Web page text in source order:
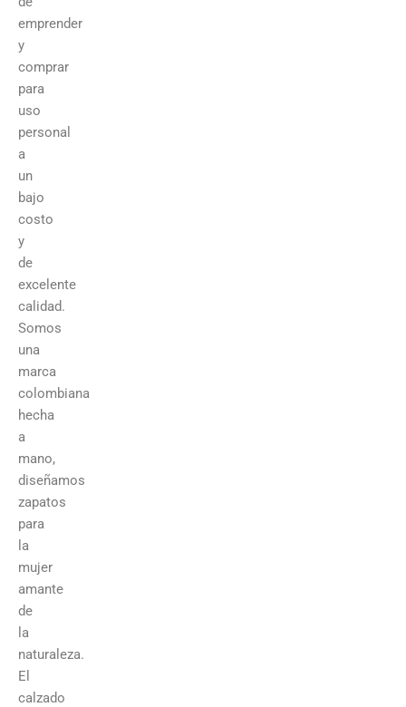
emprender
y
comprar
para
uso
personal
a
un
bajo
costo
y
de
excelente
calidad.
Somos
una
marca
colombiana
hecha
a
mano,
diseñamos
zapatos
para
la
mujer
amante
de
la
naturaleza.
El
calzado